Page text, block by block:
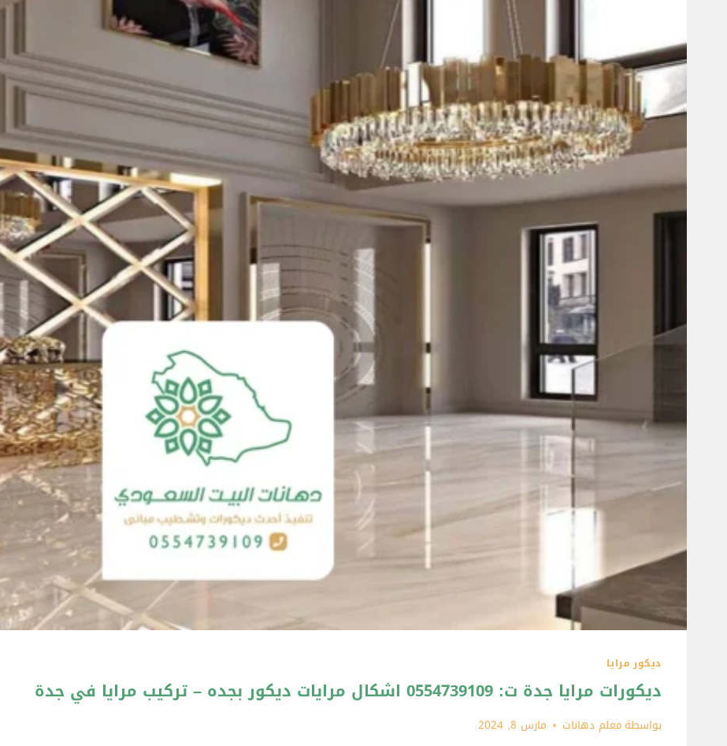
ديكور مرايا
ديكورات مرايا جدة ت: 0554739109 اشكال مرايات ديكور بجده – تركيب مرايا في جدة
بواسطة معلم دهانات مارس 8, 2024